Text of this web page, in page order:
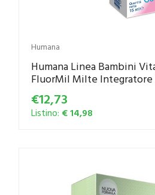
Humana
Humana Linea Bambini
FluorMil Milte Integratore
€12,73
Listino: € 14,98